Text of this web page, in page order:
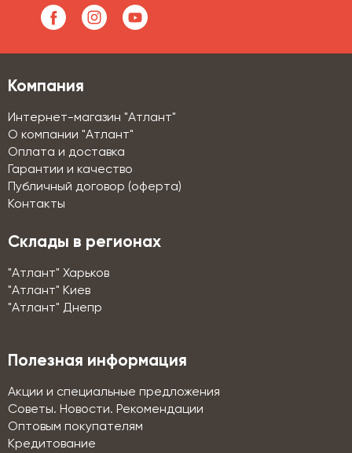
Компания
Интернет-магазин "Атлант"
О компании "Атлант"
Оплата и доставка
Гарантии и качество
Публичный договор (оферта)
Контакты
Склады в регионах
"Атлант" Харьков
"Атлант" Киев
"Атлант" Днепр
Полезная информация
Акции и специальные предложения
Советы. Новости. Рекомендации
Оптовым покупателям
Кредитование